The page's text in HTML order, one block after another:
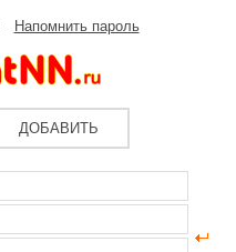
Напомнить пароль
ДОБАВИТЬ